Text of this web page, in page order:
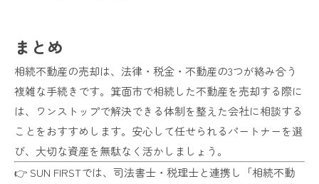
まとめ
相続不動産の売却は、法律・税金・不動産の3つが絡み合う
複雑な手続きです。箕面市で相続した不動産を売却する際に
は、ワンストップで解決できる体制を整えた会社に相談する
ことをおすすめします。安心して任せられるパートナーを選
び、大切な資産を無駄なく活かしましょう。
👉 SUN FIRSTでは、司法書士・税理士と連携し「相続不動